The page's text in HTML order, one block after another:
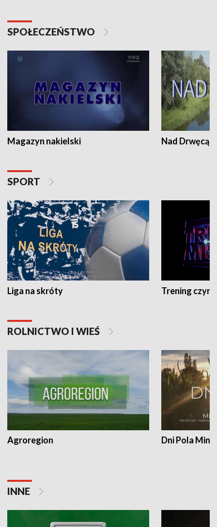
SPOŁECZEŃSTWO
Magazyn nakielski Nad Drwęcą
SPORT
Liga na skróty Trening czyni
ROLNICTWO I WIEŚ
Agroregion Dni Pola
INNE